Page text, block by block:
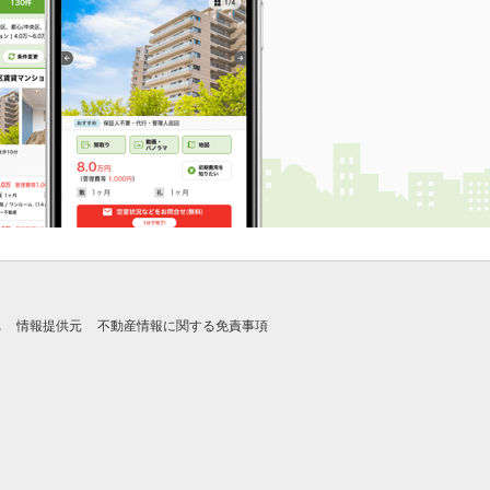
情報提供元 不動産情報に関する免責事項